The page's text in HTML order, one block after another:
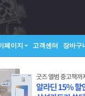
페이지 고객센터 장바구